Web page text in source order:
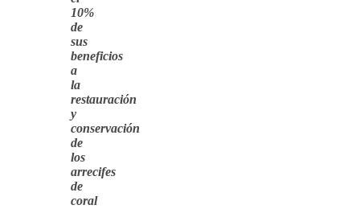
10%
de
sus
beneficios
a
la
restauración
y
conservación
de
los
arrecifes
de
coral